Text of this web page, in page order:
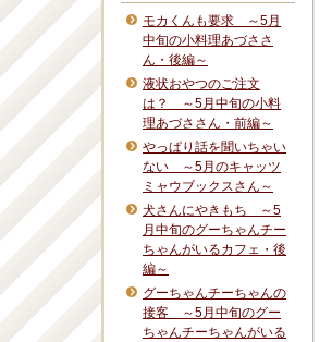
モカくんも要求 ～5月
中旬の小料理あづささ
ん・後編～
液状おやつのご注文
は？ ～5月中旬の小料
理あづささん・前編～
やっぱり話を聞いちゃい
ない ～5月のキャッツ
ミャウブックスさん～
犬さんにやきもち ～5
月中旬のグーちゃんチー
ちゃんがいるカフェ・後
編～
グーちゃんチーちゃんの
接客 ～5月中旬のグー
ちゃんチーちゃんがいる